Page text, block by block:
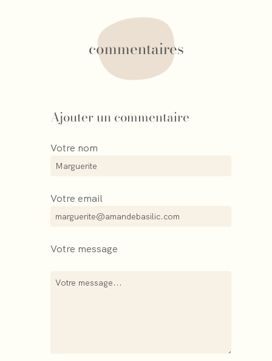
commentaires
Ajouter un commentaire
Votre nom
Votre email
Votre message